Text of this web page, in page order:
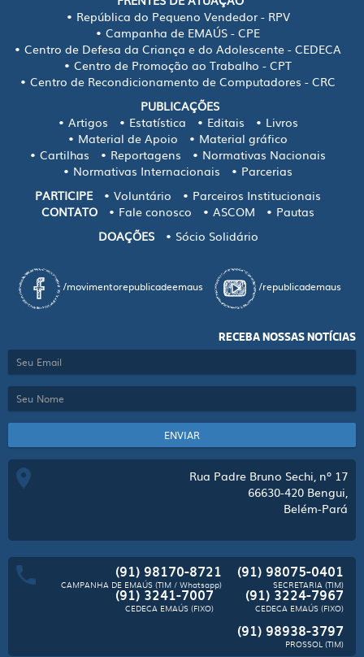
República do Pequeno Vendedor - RPV
Campanha de EMAÚS - CPE
Centro de Defesa da Criança e do Adolescente - CEDECA
Centro de Promoção ao Trabalho - CPT
Centro de Recondicionamento de Computadores - CRC
PUBLICAÇÕES
Artigos
Estatística Editais
Livros
Material de Apoio
Material gráfico
Cartilhas
Reportagens
Normativas Nacionais
Normativas Internacionais
Parcerias
PARTICIPE
Voluntário
Parceiros Institucionais
CONTATO
Fale conosco ASCOM
Pautas
DOAÇÕES
Sócio Solidário
/movimentorepublicadeemaus /republicademaus
RECEBA NOSSAS NOTÍCIAS
ENVIAR
Rua Padre Bruno Sechi, nº 17
66630-420 Bengui,
Belém-Pará
(91) 98170-8721
CAMPANHA DE EMAÚS (TIM / Whatsapp)
(91) 98075-0401
SECRETARIA (TIM)
(91) 3241-7007
CEDECA EMAÚS (FIXO)
(91) 3224-7967
CEDECA EMAÚS (FIXO)
(91) 98938-3797
PROSSOL (TIM)